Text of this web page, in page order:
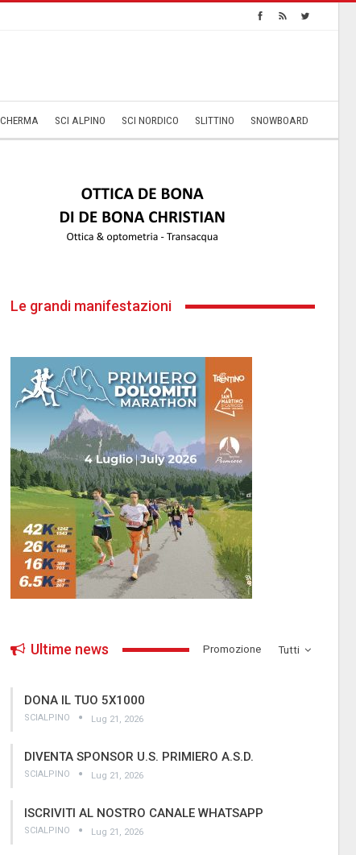
SCI ALPINO SCI NORDICO SLITTINO SNOWBOARD
Le grandi manifestazioni
Tutti
Ultime news ­Promozione
DONA IL TUO 5X1000
SCIALPINO Lug 21, 2026
DIVENTA SPONSOR U.S. PRIMIERO A.S.D.
SCIALPINO Lug 21, 2026
ISCRIVITI AL NOSTRO CANALE WHATSAPP
SCIALPINO Lug 21, 2026